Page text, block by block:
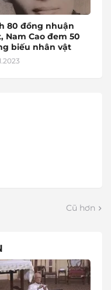
80 đồng nhuận
Nam Cao đem 50
biếu nhân vật
Cũ hơn